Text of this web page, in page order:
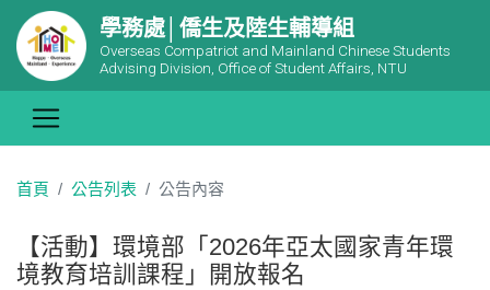
學務處│僑生及陸生輔導組
Overseas Compatriot and Mainland Chinese Students
Advising Division, Office of Student Affairs, NTU
首頁 公告列表 公告內容
【活動】環境部「2026年亞太國家青年環
境教育培訓課程」開放報名